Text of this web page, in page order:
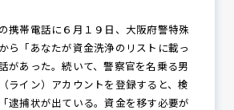
防犯対策情報
携帯電話に６月１９日、大阪府警特殊
ら「あなたが資金洗浄のリストに載っ
があった。続いて、警察官を名乗る男
ライン）アカウントを登録すると、検
逮捕状が出ている。資金を移す必要が